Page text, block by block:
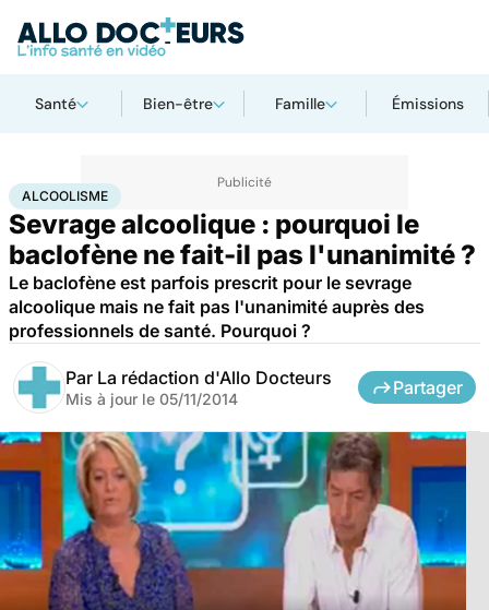
Santé Bien-être Famille Émissions
AccueilSantéAlcoolisme
ALCOOLISME
Sevrage alcoolique : pourquoi le
baclofène ne fait-il pas l'unanimité ?
Le baclofène est parfois prescrit pour le sevrage
alcoolique mais ne fait pas l'unanimité auprès des
professionnels de santé. Pourquoi ?
Par La rédaction d'Allo Docteurs
Mis à jour le 05/11/2014
Partager